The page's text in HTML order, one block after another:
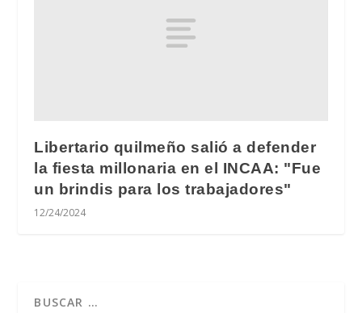
Libertario quilmeño salió a defender
la fiesta millonaria en el INCAA: "Fue
un brindis para los trabajadores"
12/24/2024